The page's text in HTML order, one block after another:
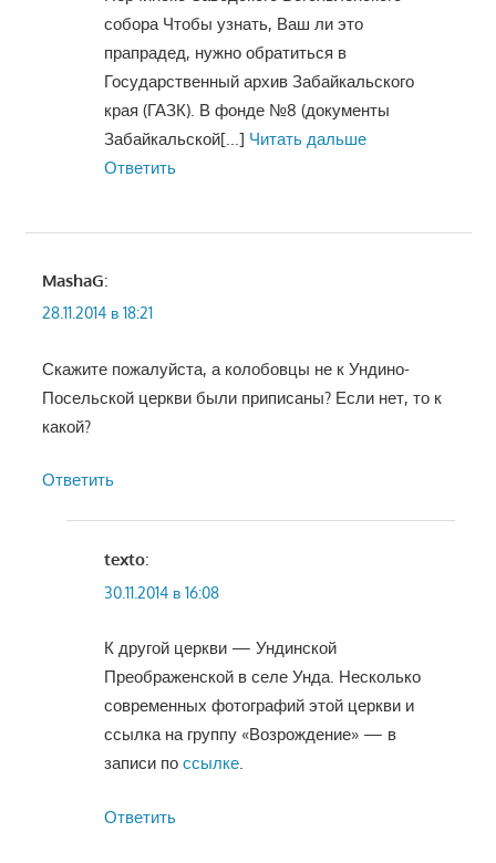
собора Чтобы узнать, Ваш ли это
прапрадед, нужно обратиться в
Государственный архив Забайкальского
края (ГАЗК). В фонде №8 (документы
Забайкальской[...] Читать дальше
Ответить
MashaG:
28.11.2014 в 18:21
Скажите пожалуйста, а колобовцы не к Ундино-
Посельской церкви были приписаны? Если нет, то к
какой?
Ответить
texto:
30.11.2014 в 16:08
К другой церкви — Ундинской
Преображенской в селе Унда. Несколько
современных фотографий этой церкви и
ссылка на группу «Возрождение» — в
записи по ссылке.
Ответить